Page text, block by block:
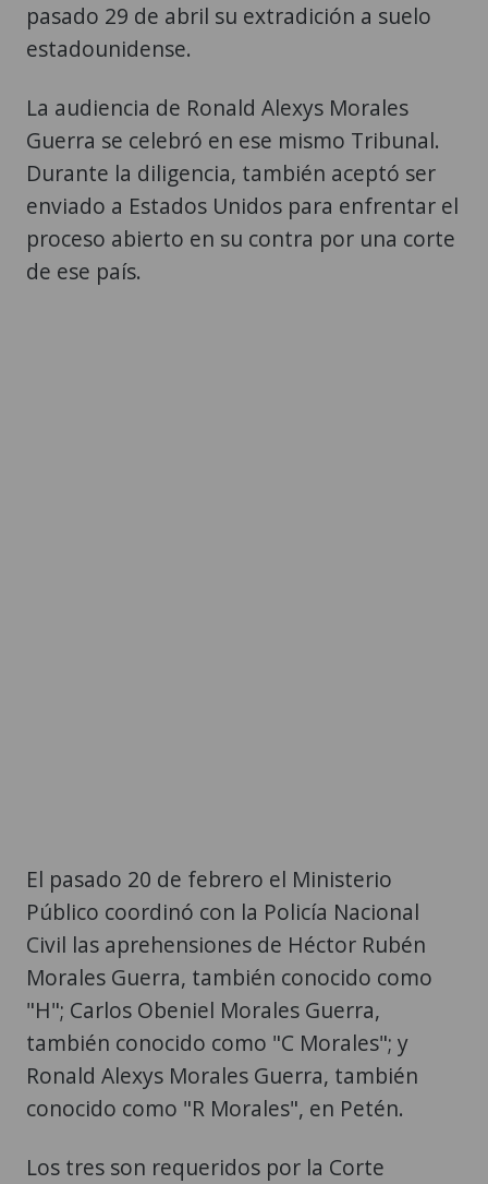
pasado 29 de abril su extradición a suelo
estadounidense.
La audiencia de Ronald Alexys Morales
Guerra se celebró en ese mismo Tribunal.
Durante la diligencia, también aceptó ser
enviado a Estados Unidos para enfrentar el
proceso abierto en su contra por una corte
de ese país.
El pasado 20 de febrero el Ministerio
Público coordinó con la Policía Nacional
Civil las aprehensiones de Héctor Rubén
Morales Guerra, también conocido como
"H"; Carlos Obeniel Morales Guerra,
también conocido como "C Morales"; y
Ronald Alexys Morales Guerra, también
conocido como "R Morales", en Petén.
Los tres son requeridos por la Corte